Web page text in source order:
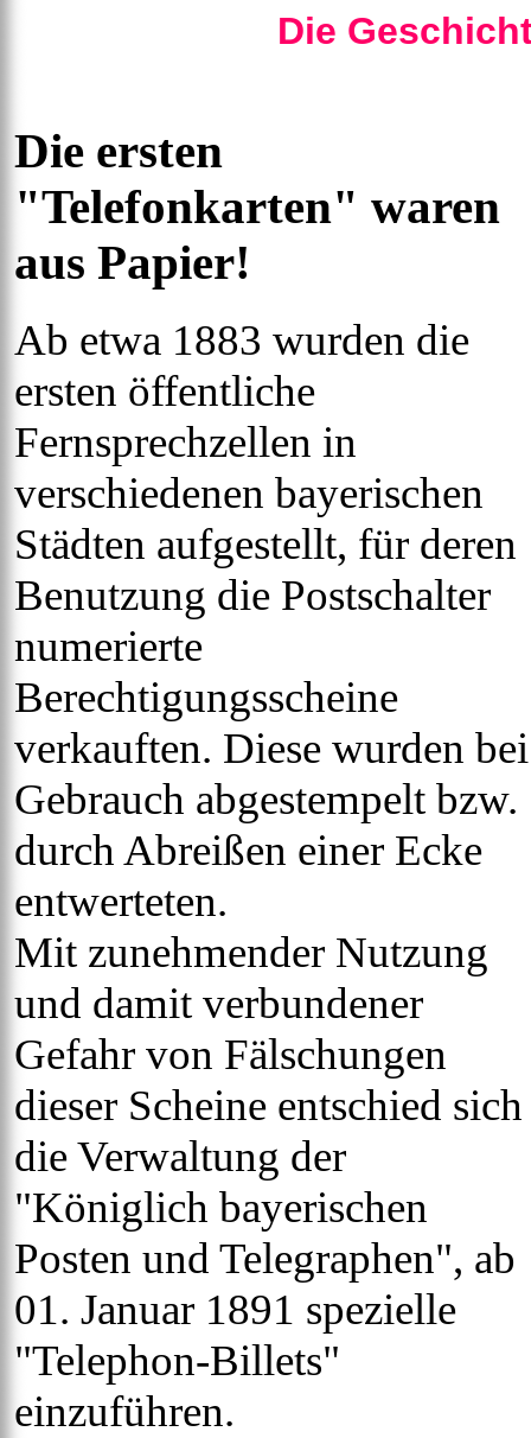
Die
Die ersten
"Telefonkarten" waren
aus Papier!
Ab etwa 1883 wurden die
ersten öffentliche
Fernsprechzellen in
verschiedenen bayerischen
Städten aufgestellt, für deren
Benutzung die Postschalter
numerierte
Berechtigungsscheine
verkauften. Diese wurden bei
Gebrauch abgestempelt bzw.
durch Abreißen einer Ecke
entwerteten.
Mit zunehmender Nutzung
und damit verbundener
Gefahr von Fälschungen
dieser Scheine entschied sich
die Verwaltung der
"Königlich bayerischen
Posten und Telegraphen", ab
01. Januar 1891 spezielle
"Telephon-Billets"
einzuführen.